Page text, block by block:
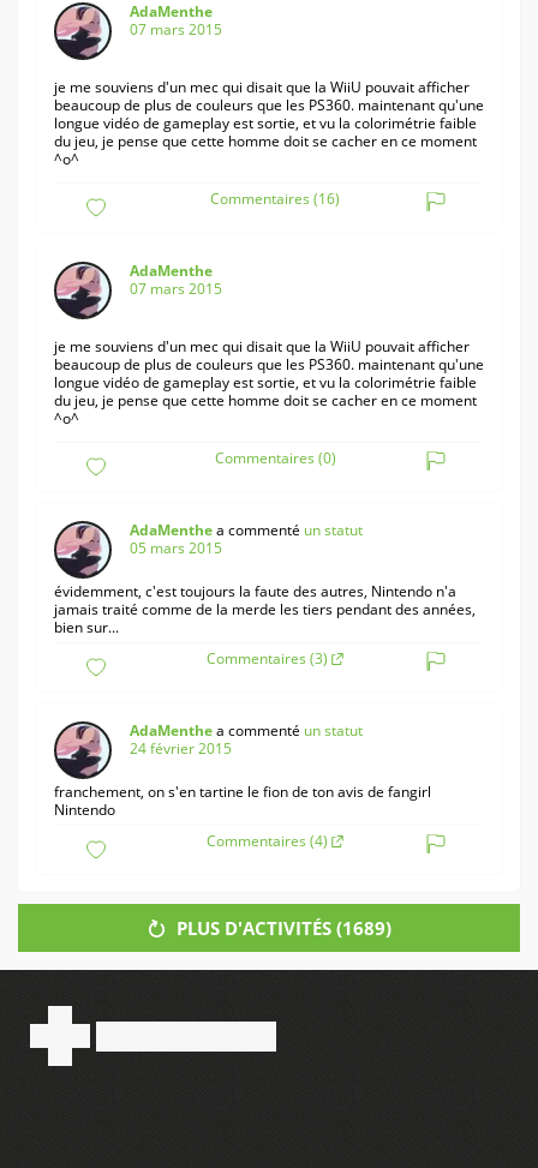
AdaMenthe
07 mars 2015
je me souviens d'un mec qui disait que la WiiU pouvait afficher
beaucoup de plus de couleurs que les PS360. maintenant qu'une
longue vidéo de gameplay est sortie, et vu la colorimétrie faible
du jeu, je pense que cette homme doit se cacher en ce moment
^o^
Commentaires (16)
AdaMenthe
07 mars 2015
je me souviens d'un mec qui disait que la WiiU pouvait afficher
beaucoup de plus de couleurs que les PS360. maintenant qu'une
longue vidéo de gameplay est sortie, et vu la colorimétrie faible
du jeu, je pense que cette homme doit se cacher en ce moment
^o^
Commentaires (0)
AdaMenthea commenté un statut
05 mars 2015
évidemment, c'est toujours la faute des autres, Nintendo n'a
jamais traité comme de la merde les tiers pendant des années,
bien sur...
Commentaires (3)
AdaMenthea commenté un statut
24 février 2015
franchement, on s'en tartine le fion de ton avis de fangirl
Nintendo
Commentaires (4)
PLUS D'ACTIVITÉS (1689)